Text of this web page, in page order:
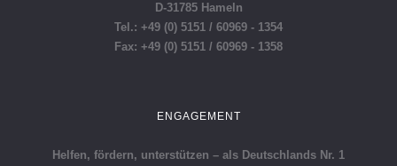
D-31785 Hameln
Tel.: +49 (0) 5151 / 60969 - 1354
Fax: +49 (0) 5151 / 60969 - 1358
ENGAGEMENT
Helfen, fördern, unterstützen – als Deutschlands Nr. 1